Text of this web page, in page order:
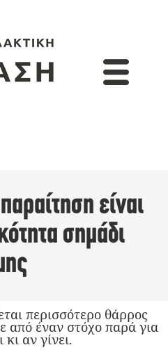
είναι
σημάδι
περισσότερο θάρρος
από έναν στόχο παρά για
αν γίνει.